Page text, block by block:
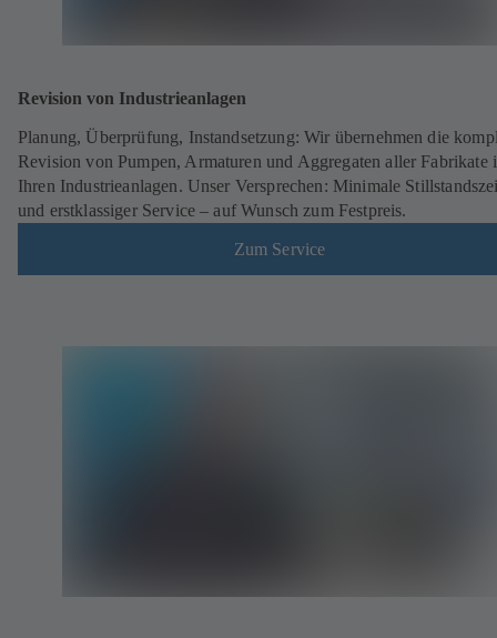
Revision von Industrieanlagen
Planung, Überprüfung, Instandsetzung: Wir übernehmen die
Revision von Pumpen, Armaturen und Aggregaten aller Fabrikate
Ihren Industrieanlagen. Unser Versprechen: Minimale
und erstklassiger Service – auf Wunsch zum Festpreis.
Zum Service